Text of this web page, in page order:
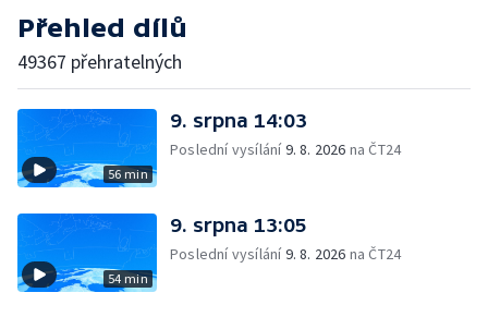
Přehled dílů
49367 přehratelných
56 min
9. srpna 14:03
Poslední vysílání9. 8. 2026 na ČT24
54 min
9. srpna 13:05
Poslední vysílání9. 8. 2026 na ČT24